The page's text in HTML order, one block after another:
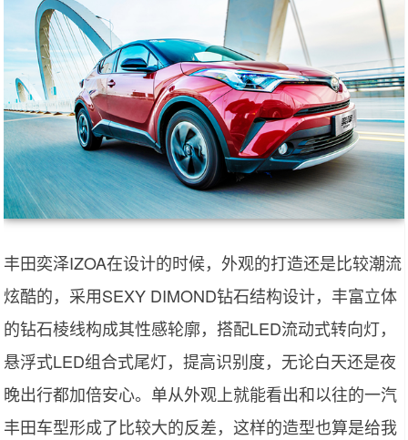
丰田奕泽IZOA在设计的时候，外观的打造还是比较潮流
炫酷的，采用SEXY DIMOND钻石结构设计，丰富立体
的钻石棱线构成其性感轮廓，搭配LED流动式转向灯，
悬浮式LED组合式尾灯，提高识别度，无论白天还是夜
晚出行都加倍安心。单从外观上就能看出和以往的一汽
丰田车型形成了比较大的反差，这样的造型也算是给我